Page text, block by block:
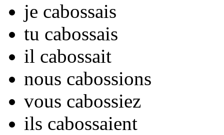
je cabossais
tu cabossais
il cabossait
nous cabossions
vous cabossiez
ils cabossaient